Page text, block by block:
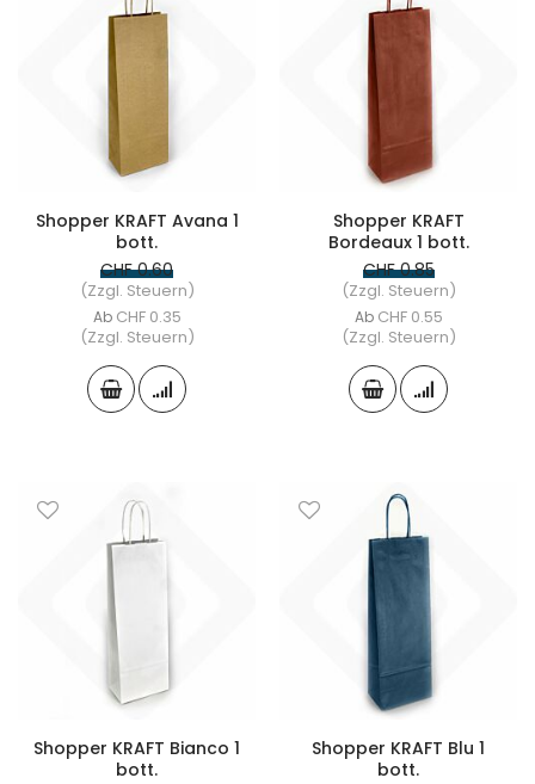
Shopper KRAFT Avana 1
bott.
CHF 0.60
(Zzgl. Steuern)
Ab CHF 0.35
(Zzgl. Steuern)
Shopper KRAFT
Bordeaux 1 bott.
CHF 0.85
(Zzgl. Steuern)
Ab CHF 0.55
(Zzgl. Steuern)
Shopper KRAFT Bianco 1
bott.
Shopper KRAFT Blu 1
bott.